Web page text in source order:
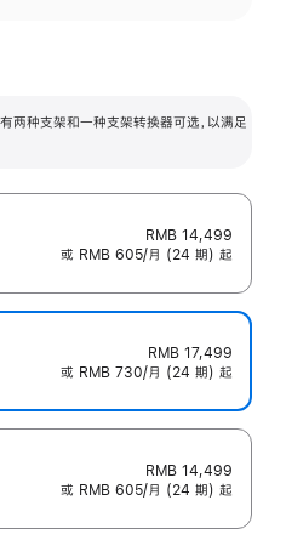
种支架和一种支架转换器可选，以满足
RMB 14,499
或 RMB 605/月 (24 期) 起
RMB 17,499
或 RMB 730/月 (24 期) 起
RMB 14,499
或 RMB 605/月 (24 期) 起